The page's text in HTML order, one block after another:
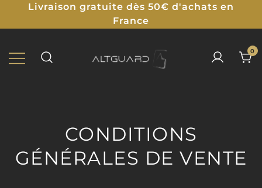
Livraison gratuite dès 50€ d'achats en
France
0
CONDITIONS
GÉNÉRALES DE VENTE